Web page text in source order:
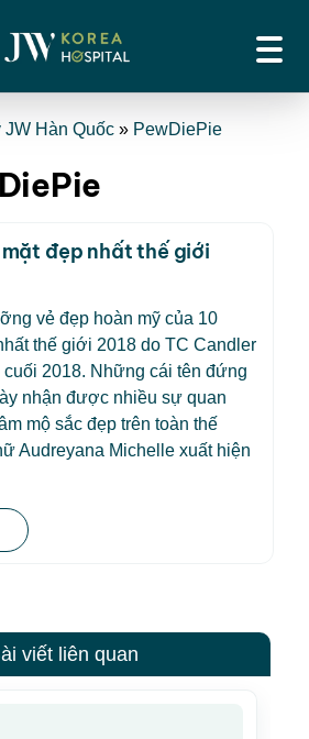
JW Hàn Quốc » PewDiePie
mặt đẹp nhất thế giới
vẻ đẹp hoàn mỹ của 10
thế giới 2018 do TC Candler
2018. Những cái tên đứng
nhận được nhiều sự quan
mộ sắc đẹp trên toàn thế
Audreyana Michelle xuất hiện
viết liên quan